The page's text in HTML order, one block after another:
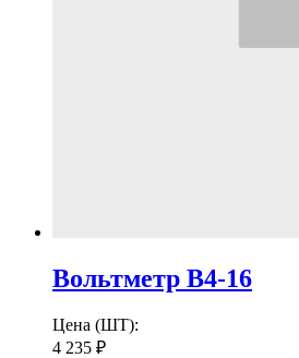
Вольтметр В4-16
Цена (ШТ):
4 235 ₽